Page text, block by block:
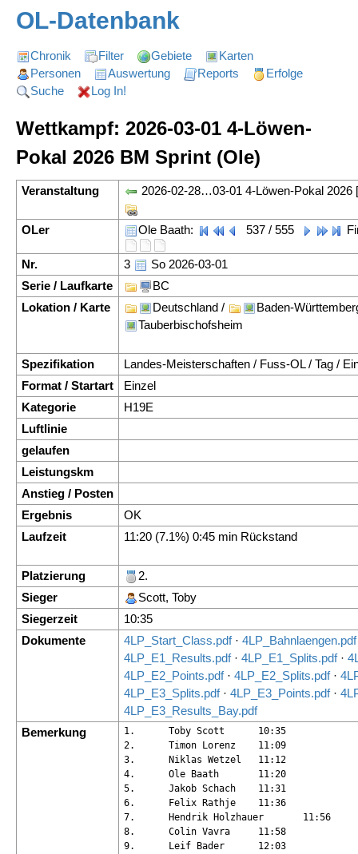
OL-Datenbank
Chronik Filter Gebiete
Karten
Personen
Auswertung Reports
Erfolge
Suche
Log In!
Wettkampf: 2026-03-01 4-Löwen-
Pokal 2026 BM Sprint (Ole)
Veranstaltung 2026-02-28…03-01 4-Löwen-Pokal 2026
OLer Ole Baath: 537 / 555
Nr. 3
So 2026-03-01
Serie / Laufkarte
BC
Lokation / Karte
Deutschland /
Baden-
Tauberbischofsheim
Spezifikation
Landes-Meisterschaften / Fuss-OL / Tag /
Format / Startart
Einzel
Kategorie
H19E
Luftlinie
gelaufen
Leistungskm
Anstieg / Posten
Ergebnis
OK
Laufzeit
11:20 (7.1%) 0:45 min Rückstand
Platzierung
2.
Sieger
Scott, Toby
Siegerzeit
10:35
Dokumente
4LP_Start_Class.pdf· 4LP_Bahnlaengen.pdf
4LP_E1_Results.pdf· 4LP_E1_Splits.pdf·
4LP_E2_Points.pdf· 4LP_E2_Splits.pdf·
4LP_E3_Splits.pdf· 4LP_E3_Points.pdf·
4LP_E3_Results_Bay.pdf
Bemerkung
1.	Toby Scott	10:35
2.	Timon Lorenz	11:09
3.	Niklas Wetzel	11:12
4.	Ole Baath	11:20
5.	Jakob Schach	11:31
6.	Felix Rathje	11:36
7.	Hendrik Holzhauer	11:56
8.	Colin Vavra	11:58
9.	Leif Bader	12:03